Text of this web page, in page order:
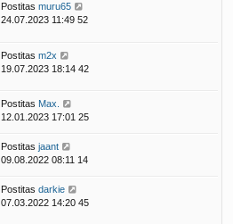
Postitas muru65
24.07.2023 11:49 52
Postitas m2x
19.07.2023 18:14 42
Postitas Max.
12.01.2023 17:01 25
Postitas jaant
09.08.2022 08:11 14
Postitas darkie
07.03.2022 14:20 45